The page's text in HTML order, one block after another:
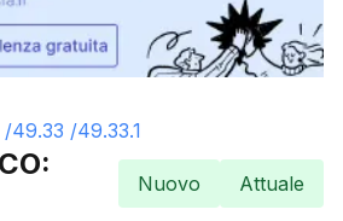
/49.33 /49.33.1
Nuovo Attuale